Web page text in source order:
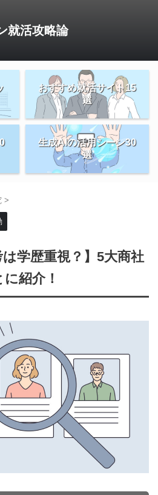
就活攻略論
おすすめ就活サイト15
選
生成AIの活用シーン30
選
>
は学歴重視？】5大商社
紹介！